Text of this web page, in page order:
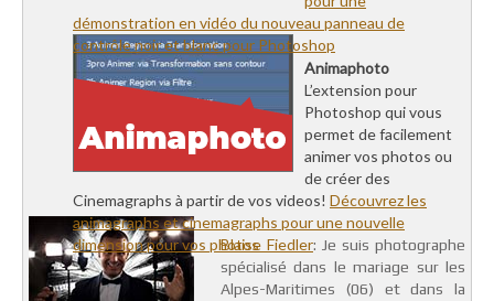
démonstration en vidéo du nouveau panneau de
contrôle noir et blanc pour Photoshop
Animaphoto
L’extension pour
Photoshop qui vous
permet de facilement
animer vos photos ou
de créer des
Cinemagraphs à partir de vos videos! Découvrez les
animagraphs et cinemagraphs pour une nouvelle
dimension pour vos photosBlaise Fiedler: Je suis photographe
spécialisé dans le mariage sur les
Alpes-Maritimes (06) et dans la